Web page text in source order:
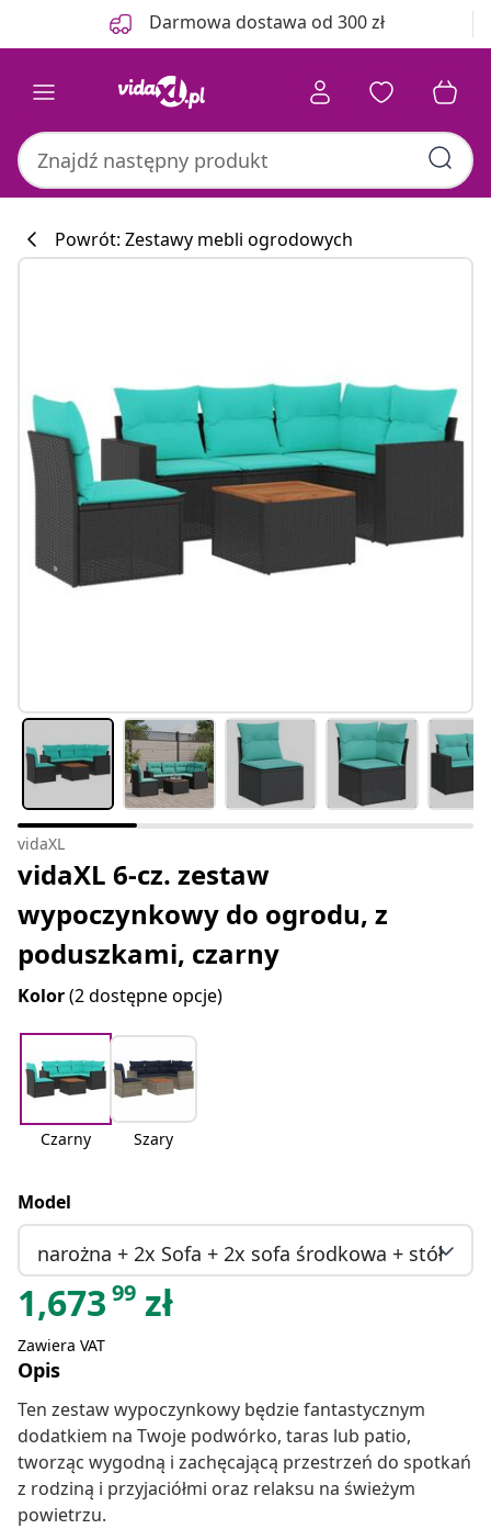
Darmowa dostawa od 300 zł
Powrót: Zestawy mebli ogrodowych
vidaXL
vidaXL 6-cz. zestaw
wypoczynkowy do ogrodu, z
poduszkami, czarny
Kolor(2 dostępne opcje)
Czarny Szary
Model
narożna + 2x Sofa + 2x sofa środkowa + stół
1,673 99 zł
Zawiera VAT
Opis
Ten zestaw wypoczynkowy będzie fantastycznym
dodatkiem na Twoje podwórko, taras lub patio,
tworząc wygodną i zachęcającą przestrzeń do spotkań
z rodziną i przyjaciółmi oraz relaksu na świeżym
powietrzu.